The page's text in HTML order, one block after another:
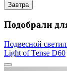
Завтра
Подобрали
Подвесной
Light of Tense D60